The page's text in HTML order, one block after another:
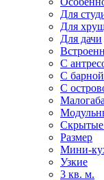
Для
Для
Для дачи
С
С
С
Скрытые
Размер
Мини-
Узкие
3 кв. м.